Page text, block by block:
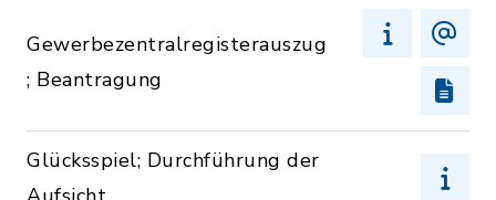
Gewerbezentralregisterauszug
; Beantragung
Glücksspiel; Durchführung der